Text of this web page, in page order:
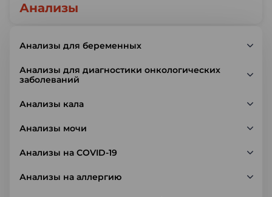
Анализы
Анализы для беременных
Анализы для диагностики онкологических
заболеваний
Анализы кала
Анализы мочи
Анализы на COVID-19
Анализы на аллергию